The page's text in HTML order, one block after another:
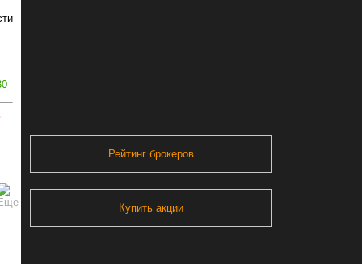
Рейтинг брокеров
Купить акции